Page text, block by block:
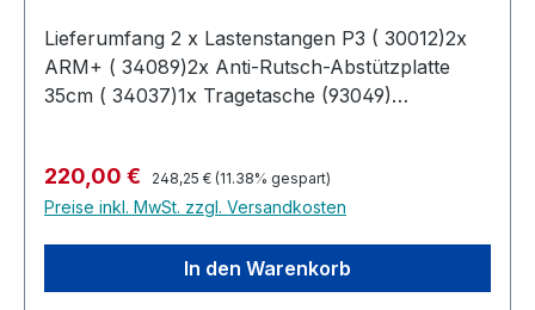
Lieferumfang 2 x Lastenstangen P3 ( 30012)2x
ARM+ ( 34089)2x Anti-Rutsch-Abstützplatte
35cm ( 34037)1x Tragetasche (93049)
werden kann. patentierte Befestigungs-und
Justiertechnologieeinstellbar in verschiedenen
WinkelnAnti-Rutschunterlagen sorgen für
zusätzliche SicherheitUniversell einsetzbar wie
beispielsweise als Decken-oder Baustütze,
Verkaufspreis:
220,00 € Regulärer Preis:
248,25 € (11.38% gespart)
Preise inkl. MwSt. zzgl. Versandkosten
In den Warenkorb